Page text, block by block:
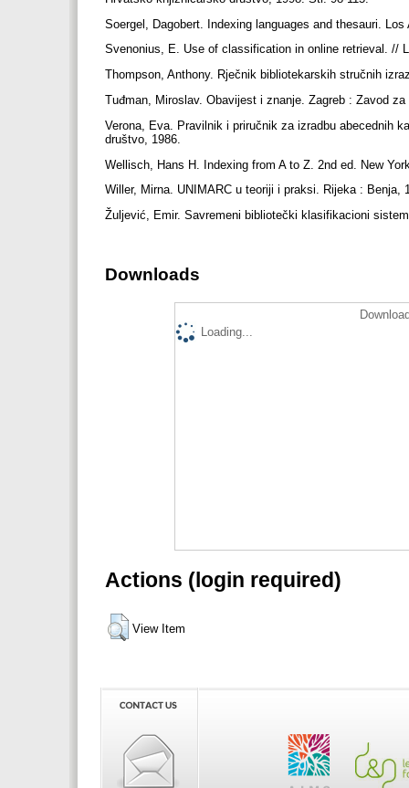
Soergel, Dagobert. Indexing languages and thesauri.
Svenonius, E. Use of classification in online retrieval. //
Thompson, Anthony. Rječnik bibliotekarskih stručnih
Tuđman, Miroslav. Obavijest i znanje. Zagreb : Zavod
Verona, Eva. Pravilnik i priručnik za izradbu abecednih
društvo, 1986.
Wellisch, Hans H. Indexing from A to Z. 2nd ed. New
Willer, Mirna. UNIMARC u teoriji i praksi. Rijeka : Benja,
Žuljević, Emir. Savremeni bibliotečki klasifikacioni
Downloads
Loading...
Actions (login required)
View Item